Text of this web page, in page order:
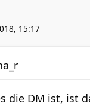
15:17
die DM ist, ist